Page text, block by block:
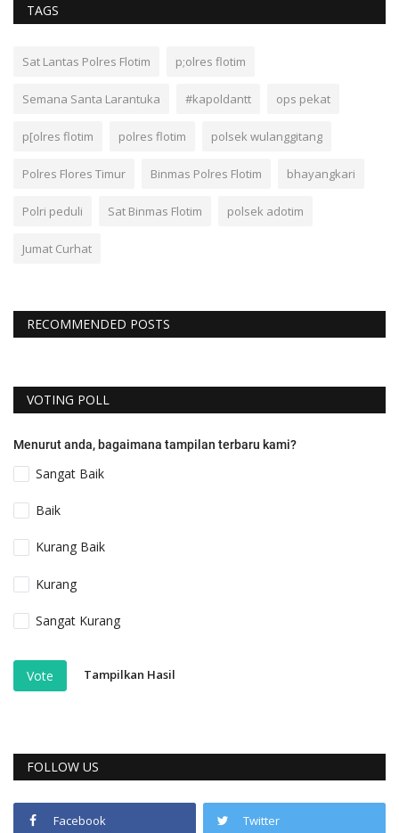
TAGS
Sat Lantas Polres Flotim p;olres flotim
Semana Santa Larantuka #kapoldantt ops pekat
p[olres flotim polres flotim polsek wulanggitang
Polres Flores Timur Binmas Polres Flotim bhayangkari
Polri peduli Sat Binmas Flotim polsek adotim
Jumat Curhat
RECOMMENDED POSTS
VOTING POLL
Menurut anda, bagaimana tampilan terbaru kami?
Sangat Baik
Baik
Kurang Baik
Kurang
Sangat Kurang
Vote Tampilkan Hasil
FOLLOW US
Facebook Twitter